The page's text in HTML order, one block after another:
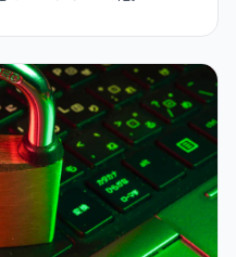
体の Agent 開発の民主化が